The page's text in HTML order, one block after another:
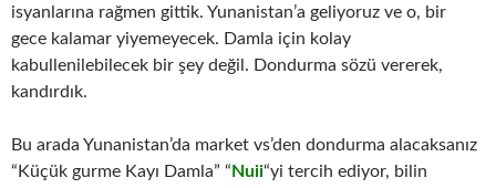
isyanlarına rağmen gittik. Yunanistan’a geliyoruz ve o, bir
gece kalamar yiyemeyecek. Damla için kolay
kabullenilebilecek bir şey değil. Dondurma sözü vererek,
kandırdık.
Bu arada Yunanistan’da market vs’den dondurma alacaksanız
“Küçük gurme Kayı Damla” “ Nuii“yi tercih ediyor, bilin